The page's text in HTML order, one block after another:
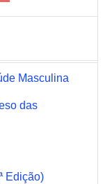
Masculina
das
Edição)